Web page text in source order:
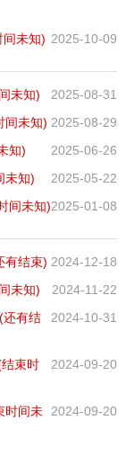
2025-10-09
间未知)
2025-08-31
未知)
2025-08-29
间未知)
2025-06-26
知)
2025-05-22
未知)
2025-01-08
间未知)
2024-12-18
有结束)
2024-11-22
未知)
2024-10-31
(还有结
2024-09-20
束时
2024-09-20
时间未